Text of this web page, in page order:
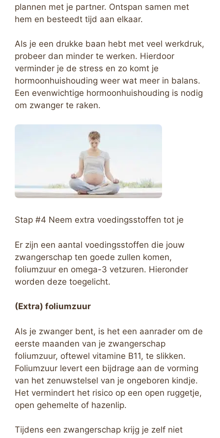
plannen met je partner. Ontspan samen met
hem en besteedt tijd aan elkaar.
Als je een drukke baan hebt met veel werkdruk,
probeer dan minder te werken. Hierdoor
verminder je de stress en zo komt je
hormoonhuishouding weer wat meer in balans.
Een evenwichtige hormoonhuishouding is nodig
om zwanger te raken.
Stap #4 Neem extra voedingsstoffen tot je
Er zijn een aantal voedingsstoffen die jouw
zwangerschap ten goede zullen komen,
foliumzuur en omega-3 vetzuren. Hieronder
worden deze toegelicht.
(Extra) foliumzuur
Als je zwanger bent, is het een aanrader om de
eerste maanden van je zwangerschap
foliumzuur, oftewel vitamine B11, te slikken.
Foliumzuur levert een bijdrage aan de vorming
van het zenuwstelsel van je ongeboren kindje.
Het vermindert het risico op een open ruggetje,
open gehemelte of hazenlip.
Tijdens een zwangerschap krijg je zelf niet